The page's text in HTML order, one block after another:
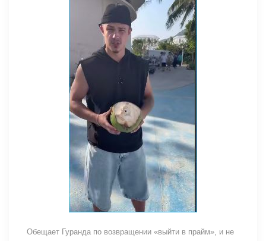
Обещает Гуранда по возвращении «выйти в прайм», и не